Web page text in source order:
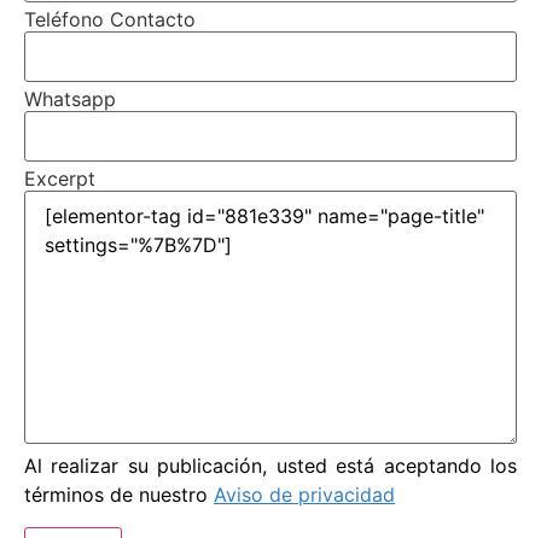
Teléfono Contacto
Whatsapp
Excerpt
Al realizar su publicación, usted está aceptando los
términos de nuestro Aviso de privacidad